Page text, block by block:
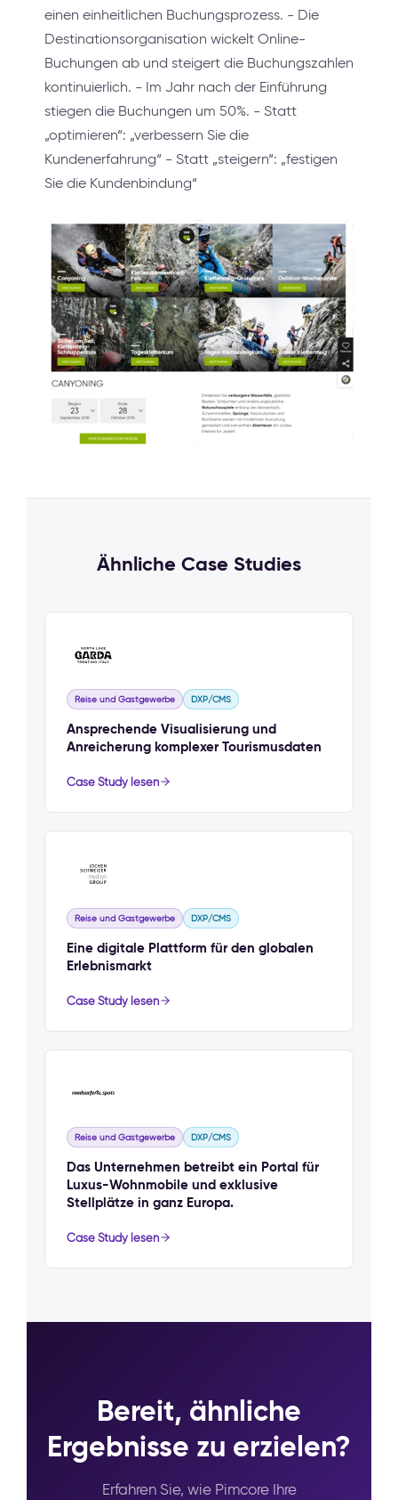
einen einheitlichen Buchungsprozess. - Die
Destinationsorganisation wickelt Online-
Buchungen ab und steigert die Buchungszahlen
kontinuierlich. - Im Jahr nach der Einführung
stiegen die Buchungen um 50%. - Statt
„optimieren“: „verbessern Sie die
Kundenerfahrung“ - Statt „steigern“: „festigen
Sie die Kundenbindung“
Ähnliche Case Studies
Reise und Gastgewerbe DXP/CMS
Ansprechende Visualisierung und
Anreicherung komplexer Tourismusdaten
Case Study lesen
Reise und Gastgewerbe DXP/CMS
Eine digitale Plattform für den globalen
Erlebnismarkt
Case Study lesen
Reise und Gastgewerbe DXP/CMS
Das Unternehmen betreibt ein Portal für
Luxus-Wohnmobile und exklusive
Stellplätze in ganz Europa.
Case Study lesen
Bereit, ähnliche
Ergebnisse zu erzielen?
Erfahren Sie, wie Pimcore Ihre